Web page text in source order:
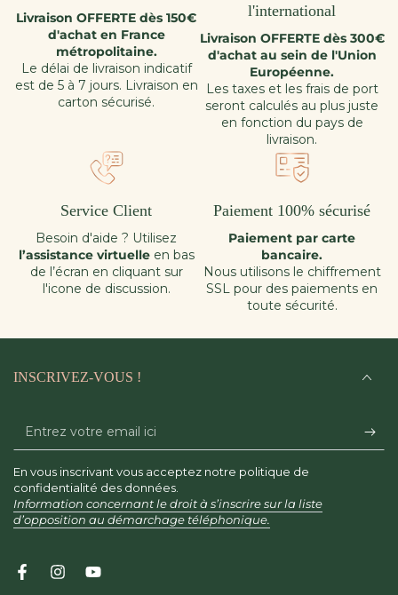
Livraison OFFERTE dès 150€
d'achat en France
métropolitaine.
Le délai de livraison indicatif
est de 5 à 7 jours. Livraison en
carton sécurisé.
l'international
Livraison OFFERTE dès 300€
d'achat au sein de l'Union
Européenne.
Les taxes et les frais de port
seront calculés au plus juste
en fonction du pays de
livraison.
Service Client
Besoin d'aide ? Utilisez
l’assistance virtuelle en bas
de l’écran en cliquant sur
l'icone de discussion.
Paiement 100% sécurisé
Paiement par carte
bancaire.
Nous utilisons le chiffrement
SSL pour des paiements en
toute sécurité.
INSCRIVEZ-VOUS !
Entrez
votre
email
ici
En vous inscrivant vous acceptez notre politique de
confidentialité des données.
Information concernant le droit à s’inscrire sur la liste
d’opposition au démarchage téléphonique.
FacebookInstagramYouTube